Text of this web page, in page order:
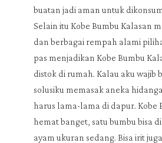
buatan jadi aman untuk
Selain itu Kobe Bumbu Kalasan
dan berbagai rempah alami
pas menjadikan Kobe Bumbu
distok di rumah. Kalau aku wajib
solusiku memasak aneka
harus lama-lama di dapur. Kobe
hemat banget, satu bumbu bisa
ayam ukuran sedang. Bisa irit